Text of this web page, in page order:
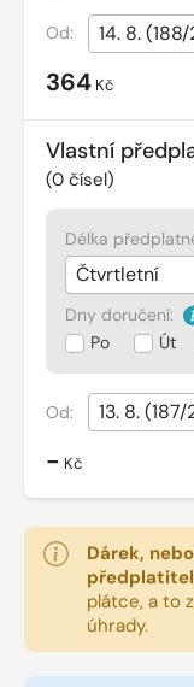
Od:
364 Kč
Vlastní
(0 čísel)
Délka
Dny doručení:
Po
Út
Od:
- Kč
Dárek,
plátce, a to
úhrady.